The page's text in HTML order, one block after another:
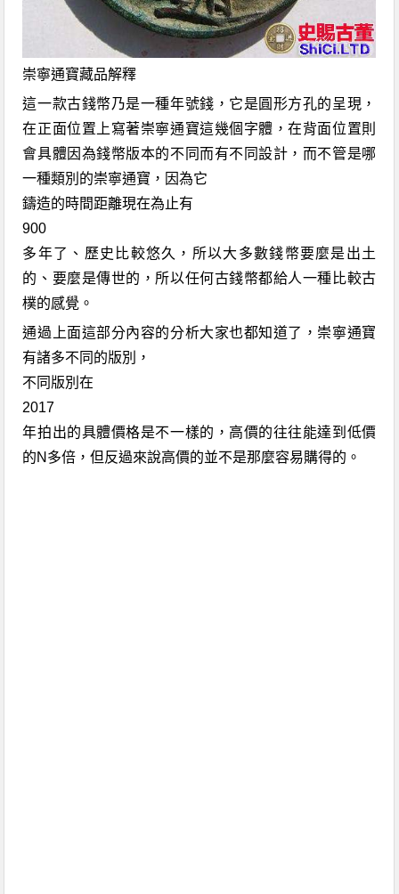
崇寧通寶藏品解釋
這一款古錢幣乃是一種年號錢， 它是圓形方孔的呈現，
在正面位置上寫著崇寧通寶這幾個字體，在背面位置則
會具體因為錢幣版本的不同而有不同設計，而不管是哪
一種類別的崇寧通寶 ， 因為它
鑄造的時間距離現在為止有
900
多年了 、 歷史比較悠久，所以大多數錢幣要麼是出土
的 、 要麼是傳世的，所以任何古錢幣都給人一種比較古
樸的感覺。
通過上面這部分內容的分析大家也都知道了，崇寧通寶
有諸多不同的版別
，
不同版別在
2017
年拍出的具體價格是不一樣的 ，高價的往往能達到低價
的N 多倍，但反過來說高價的並不是那麼容易購得的 。